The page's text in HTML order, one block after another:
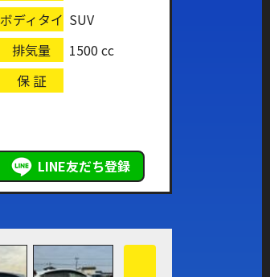
ボディタイ
プ
SUV
排気量
1500 cc
保 証
LINE友だち登録